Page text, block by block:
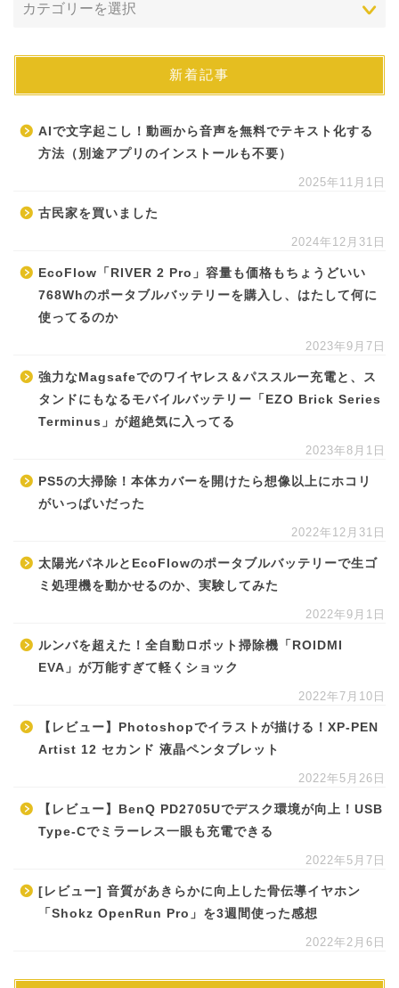
新着記事
AIで文字起こし！動画から音声を無料でテキスト化する
方法（別途アプリのインストールも不要）
2025年11月1日
古民家を買いました
2024年12月31日
EcoFlow「RIVER 2 Pro」容量も価格もちょうどいい
768Whのポータブルバッテリーを購入し、はたして何に
使ってるのか
2023年9月7日
強力なMagsafeでのワイヤレス＆パススルー充電と、ス
タンドにもなるモバイルバッテリー「EZO Brick Series
Terminus」が超絶気に入ってる
2023年8月1日
PS5の大掃除！本体カバーを開けたら想像以上にホコリ
がいっぱいだった
2022年12月31日
太陽光パネルとEcoFlowのポータブルバッテリーで生ゴ
ミ処理機を動かせるのか、実験してみた
2022年9月1日
ルンバを超えた！全自動ロボット掃除機「ROIDMI
EVA」が万能すぎて軽くショック
2022年7月10日
【レビュー】Photoshopでイラストが描ける！XP-PEN
Artist 12 セカンド 液晶ペンタブレット
2022年5月26日
【レビュー】BenQ PD2705Uでデスク環境が向上！USB
Type-Cでミラーレス一眼も充電できる
2022年5月7日
[レビュー] 音質があきらかに向上した骨伝導イヤホン
「Shokz OpenRun Pro」を3週間使った感想
2022年2月6日